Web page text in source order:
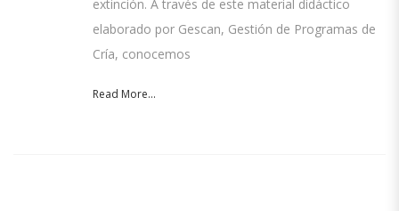
extinción. A través de este material didáctico
elaborado por Gescan, Gestión de Programas de
Cría, conocemos
Read More...